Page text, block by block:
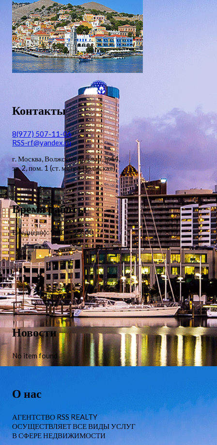
Контакты
8(977) 507-11-06
RSS-rf@yandex.ru
г. Москва, Волжский бульвар, д.44,
эт. 2, пом. 1 (ст. метро Волжская)
Время работы
Ежедневно: 9:00 — 22:00
Новости
No item found
О нас
АГЕНТСТВО RSS REALTY
ОСУЩЕСТВЛЯЕТ ВСЕ ВИДЫ УСЛУГ
В СФЕРЕ НЕДВИЖИМОСТИ